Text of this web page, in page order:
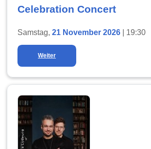
Celebration Concert
Samstag, 21 November 2026 | 19:30
Weiter